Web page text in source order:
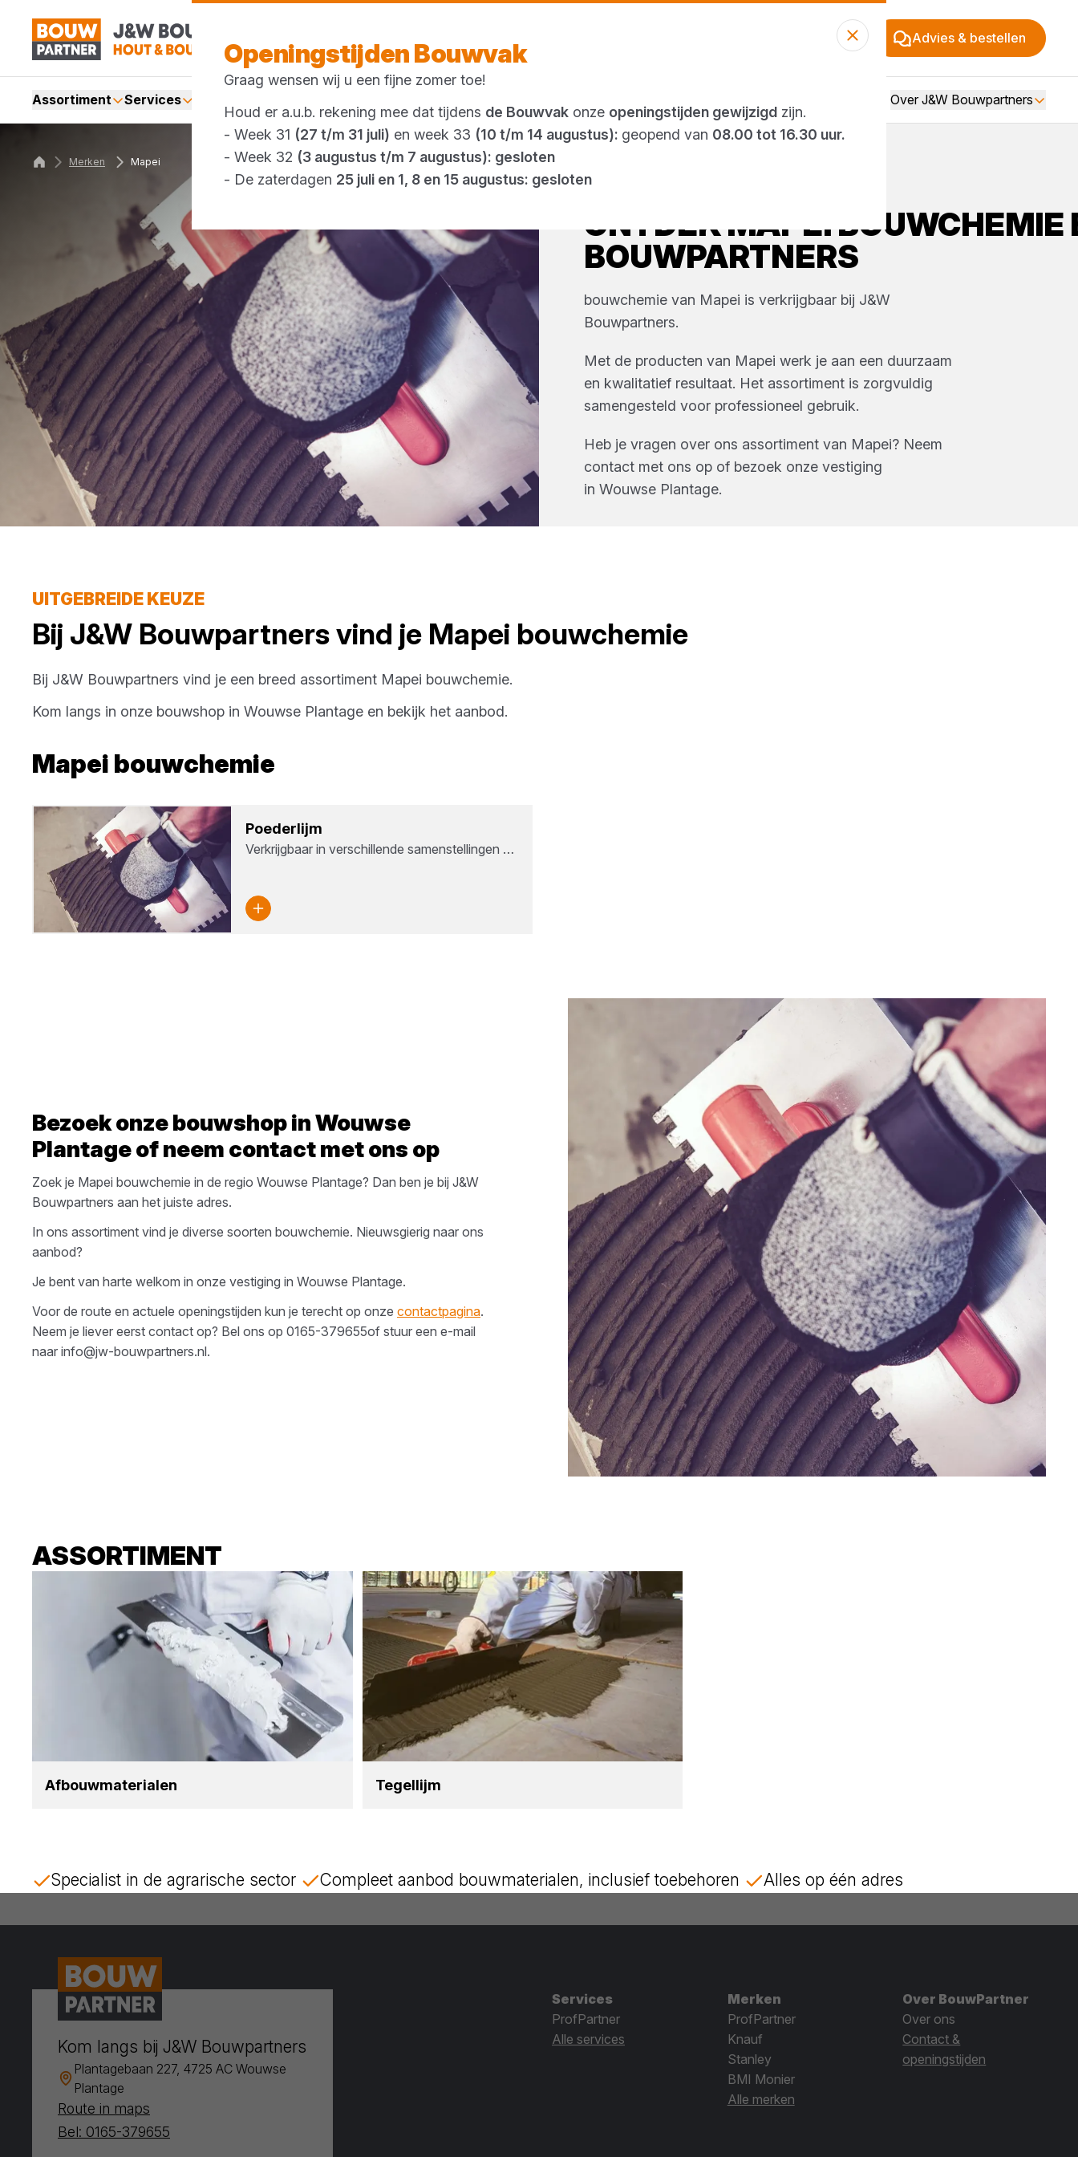
Advies & bestellen
Assortiment Services Over J&W Bouwpartners
ONTDEKMAPEI BOUWCHEMIE
BOUWPARTNERS
bouwchemie van Mapei is verkrijgbaar bij J&W
Bouwpartners.
Met de producten van Mapei werk je aan een duurzaam
en kwalitatief resultaat. Het assortiment is zorgvuldig
samengesteld voor professioneel gebruik.
Heb je vragen over ons assortiment van Mapei? Neem
contact met ons op of bezoek onze vestiging
in Wouwse Plantage.
Merken Mapei
UITGEBREIDE KEUZE
Bij J&W Bouwpartnersvind je Mapei bouwchemie
Bij J&W Bouwpartners vind je een breed assortiment Mapei bouwchemie.
Kom langs in onze bouwshop in Wouwse Plantage en bekijk het aanbod.
Mapei bouwchemie
Poe­der­lijm
Verkrijgbaar in verschillende samenstellingen …
Bezoek onze bouwshop inWouwse
Plantageof neem contact met ons op
Zoek je Mapei bouwchemie in de regio Wouwse Plantage? Dan ben je bij J&W
Bouwpartners aan het juiste adres.
In ons assortiment vind je diverse soorten bouwchemie. Nieuwsgierig naar ons
aanbod?
Je bent van harte welkom in onze vestiging in Wouwse Plantage.
Voor de route en actuele openingstijden kun je terecht op onze contactpagina.
Neem je liever eerst contact op? Bel ons op 0165-379655of stuur een e-mail
naar info@jw-bouwpartners.nl.
ASSORTIMENT
Afbouw­ma­te­ri­a­len Tegel­lijm
Specialist in de agrarische sector Compleet aanbod bouwmaterialen, inclusief toebehoren Alles op één adres
Openingstijden Bouwvak
Graag wensen wij u een fijne zomer toe!
Houd er a.u.b. rekening mee dat tijdens de Bouwvak onze openingstijden gewijzigd zijn.
- Week 31 (27 t/m 31 juli) en week 33 (10 t/m 14 augustus): geopend van 08.00 tot 16.30 uur.
- Week 32 (3 augustus t/m 7 augustus): gesloten
- De zaterdagen 25 juli en 1, 8 en 15 augustus: gesloten
Kom langs bij J&W Bouwpartners
Plantagebaan 227, 4725 AC Wouwse
Plantage
Route in maps
Bel: 0165-379655
Services
ProfPartner
Alle services
Merken
ProfPartner
Knauf
Stanley
BMI Monier
Alle merken
Over BouwPartner
Over ons
Contact &
openingstijden